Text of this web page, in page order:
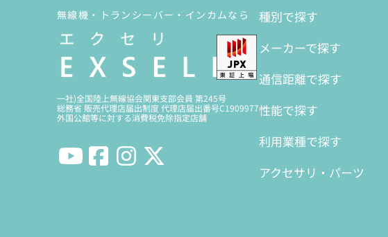
無線機・トランシーバー・インカムなら
一社)全国陸上無線協会関東支部会員 第245号
総務省 販売代理店届出制度 代理店届出番号C1909977
外国公館等に対する消費税免除指定店舗
種別で探す
メーカーで探す
通信距離で探す
性能で探す
利用業種で探す
アクセサリ・パーツ